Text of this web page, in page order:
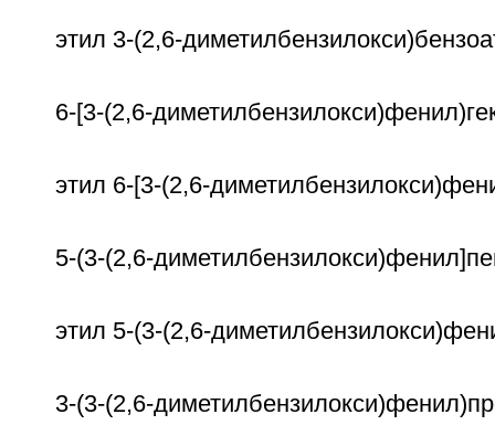
этил 3-(2,6-
6-[3-(2,6-
этил 6-[3-(2,6-
5-(3-(2,6-
этил 5-(3-(2,6-
3-(3-(2,6-